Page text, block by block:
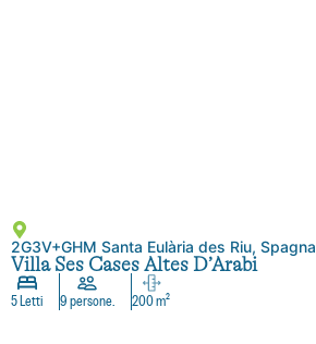
2G3V+GHM Santa Eulària des Riu, Spagna
Villa Ses Cases Altes D’Arabi
5 Letti 9 persone. 200 m²